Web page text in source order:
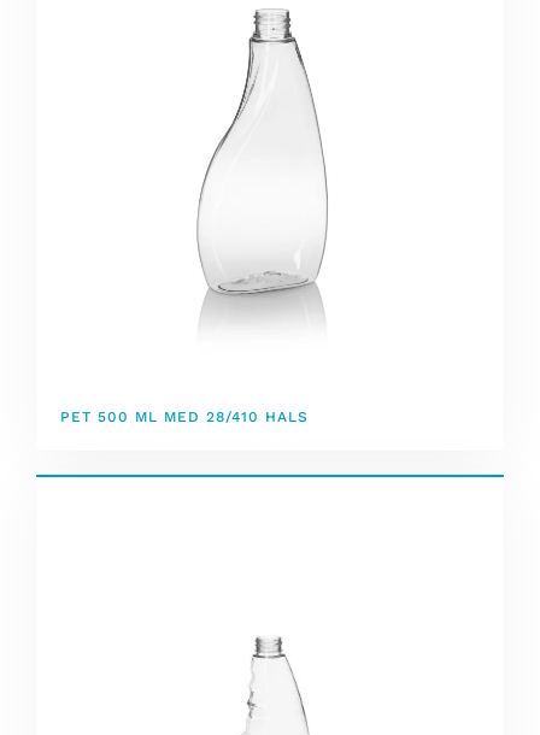
PET 500 ML MED 28/410 HALS